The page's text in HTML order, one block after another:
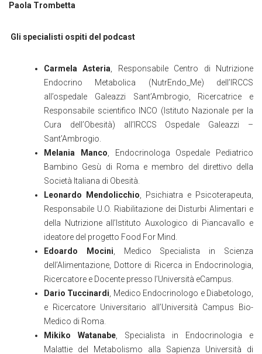
Paola Trombetta
Gli specialisti ospiti del podcast
Carmela Asteria , Responsabile Centro di Nutrizione
Endocrino Metabolica (NutrEndo_Me) dell’IRCCS
all’ospedale Galeazzi Sant’Ambrogio, Ricercatrice e
Responsabile scientifico INCO (Istituto Nazionale per la
Cura dell’Obesità) all’IRCCS Ospedale Galeazzi –
Sant’Ambrogio.
Melania Manco , Endocrinologa Ospedale Pediatrico
Bambino Gesù di Roma e membro del direttivo della
Società Italiana di Obesità.
Leonardo Mendolicchio , Psichiatra e Psicoterapeuta,
Responsabile U.O. Riabilitazione dei Disturbi Alimentari e
della Nutrizione all’Istituto Auxologico di Piancavallo e
ideatore del progetto Food For Mind.
Edoardo Mocini , Medico Specialista in Scienza
dell’Alimentazione, Dottore di Ricerca in Endocrinologia,
Ricercatore e Docente presso l’Università eCampus.
Dario Tuccinardi , Medico Endocrinologo e Diabetologo,
e Ricercatore Universitario all’Università Campus Bio-
Medico di Roma.
Mikiko Watanabe , Specialista in Endocrinologia e
Malattie del Metabolismo alla Sapienza Università di